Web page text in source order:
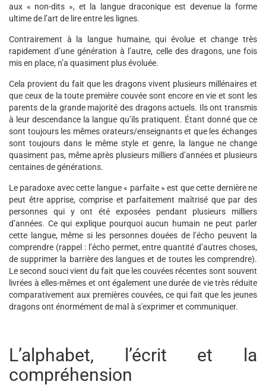
aux « non-dits », et la langue draconique est devenue la forme
ultime de l’art de lire entre les lignes.
Contrairement à la langue humaine, qui évolue et change très
rapidement d’une génération à l’autre, celle des dragons, une fois
mis en place, n’a quasiment plus évoluée.
Cela provient du fait que les dragons vivent plusieurs millénaires et
que ceux de la toute première couvée sont encore en vie et sont les
parents de la grande majorité des dragons actuels. Ils ont transmis
à leur descendance la langue qu’ils pratiquent. Étant donné que ce
sont toujours les mêmes orateurs/enseignants et que les échanges
sont toujours dans le même style et genre, la langue ne change
quasiment pas, même après plusieurs milliers d’années et plusieurs
centaines de générations.
Le paradoxe avec cette langue « parfaite » est que cette dernière ne
peut être apprise, comprise et parfaitement maîtrisé que par des
personnes qui y ont été exposées pendant plusieurs milliers
d’années. Ce qui explique pourquoi aucun humain ne peut parler
cette langue, même si les personnes douées de l’écho peuvent la
comprendre (rappel : l’écho permet, entre quantité d’autres choses,
de supprimer la barrière des langues et de toutes les comprendre).
Le second souci vient du fait que les couvées récentes sont souvent
livrées à elles-mêmes et ont également une durée de vie très réduite
comparativement aux premières couvées, ce qui fait que les jeunes
dragons ont énormément de mal à s'exprimer et communiquer.
L’alphabet, l’écrit et la
compréhension